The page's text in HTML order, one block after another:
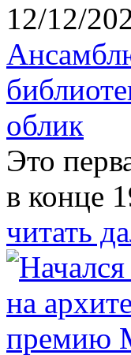
12/12/
облик
Это
в конце
читать